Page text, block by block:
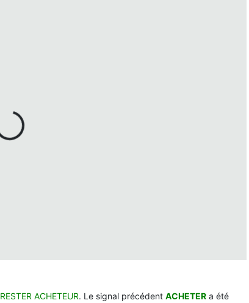
RESTER ACHETEUR. Le signal précédent ACHETER a été